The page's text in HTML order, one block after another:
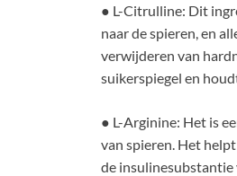
● L-Citrulline: Dit
naar de spieren, en
verwijderen van
suikerspiegel en
● L-Arginine: Het is
van spieren. Het
de insulinesubstantie